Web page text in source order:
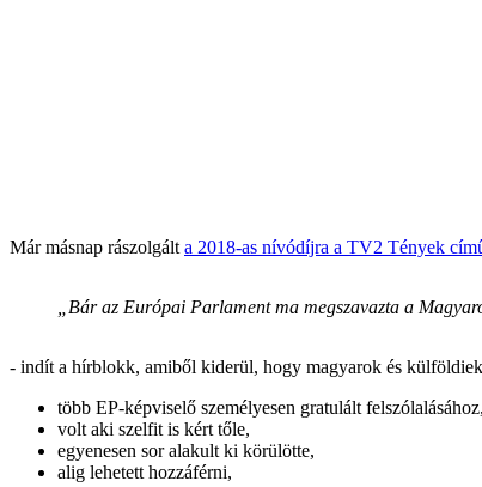
Már másnap rászolgált a 2018-as nívódíjra a TV2 Tények
„Bár az Európai Parlament ma megszavazta a
- indít a hírblokk, amiből kiderül, hogy magyarok és
több EP-képviselő személyesen gratulált felszólalásához,
volt aki szelfit is kért tőle,
egyenesen sor alakult ki körülötte,
alig lehetett hozzáférni,